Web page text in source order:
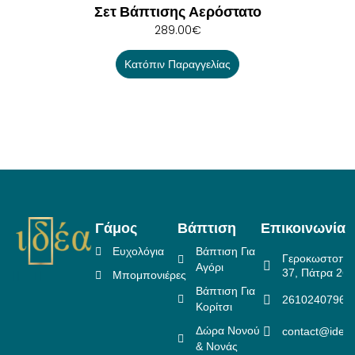
Σετ Βάπτισης Αερόστατο
289.00€
Κατόπιν Παραγγελίας
Γάμος
Ευχολόγια
Μπομπονιέρες
Βάπτιση
Βάπτιση Για
Αγόρι
Βάπτιση Για
Κορίτσι
Δώρα Νονού
& Νονάς
Επικοινωνία
37, Πάτρα
2610240796